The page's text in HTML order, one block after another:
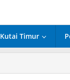
Kutai Timur